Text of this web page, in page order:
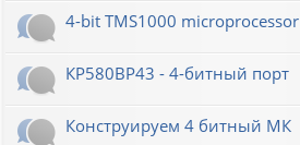
4-bit TMS1000 microprocessor
КР580ВР43 - 4-битный порт
Конструируем 4 битный МК